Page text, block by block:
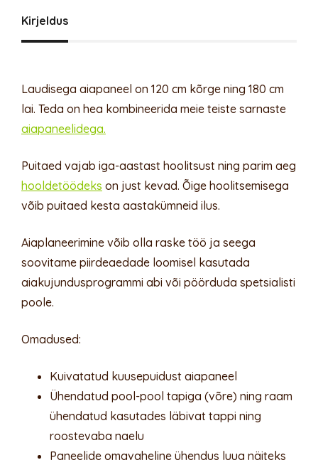
Kirjeldus
Laudisega aiapaneel on 120 cm kõrge ning 180 cm
lai. Teda on hea kombineerida meie teiste sarnaste
aiapaneelidega.
Puitaed vajab iga-aastast hoolitsust ning parim aeg
hooldetöödeks on just kevad. Õige hoolitsemisega
võib puitaed kesta aastakümneid ilus.
Aiaplaneerimine võib olla raske töö ja seega
soovitame piirdeaedade loomisel kasutada
aiakujundusprogrammi abi või pöörduda spetsialisti
poole.
Omadused:
Kuivatatud kuusepuidust aiapaneel
Ühendatud pool-pool tapiga (võre) ning raam
ühendatud kasutades läbivat tappi ning
roostevaba naelu
Paneelide omavaheline ühendus luua näiteks